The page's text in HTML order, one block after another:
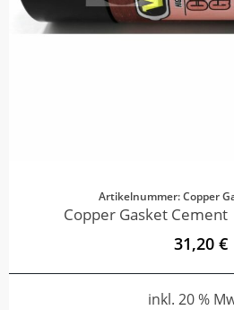
Artikelnummer: Copper
Copper Gasket
31,20 €
inkl. 20 %